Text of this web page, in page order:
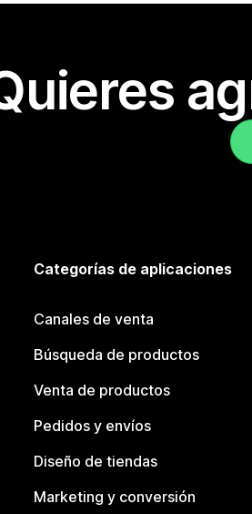
Categorías de aplicaciones
Canales de venta
Búsqueda de productos
Venta de productos
Pedidos y envíos
Diseño de tiendas
Marketing y conversión